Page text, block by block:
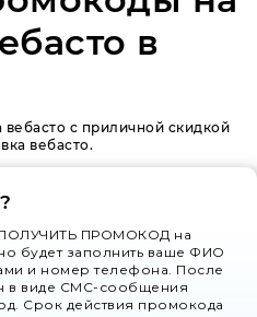
в
с приличной скидкой
вебасто.
ПОЛУЧИТЬ ПРОМОКОД на
будет заполнить ваше ФИО
и номер телефона. После
в виде СМС-сообщения
Срок действия промокода